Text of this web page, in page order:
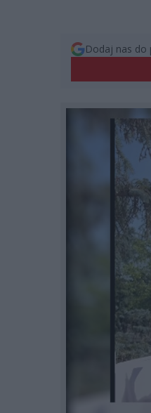
Dodaj nas do